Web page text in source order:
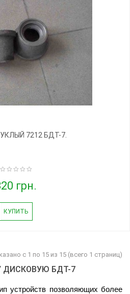
7212 БДТ-7.
грн.
КУПИТЬ
с 1 по 15 из 15 (всего 1 страниц)
ДИСКОВУЮ БДТ-7
устройств позволяющих более